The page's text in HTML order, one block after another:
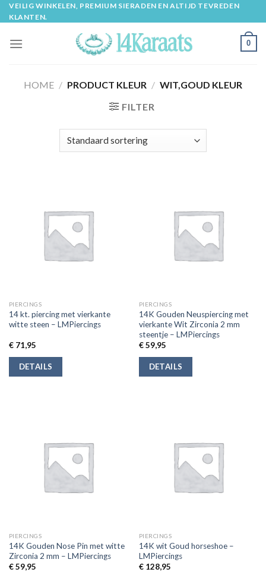
Skip
to
VEILIG WINKELEN, PREMIUM SIERADEN EN ALTIJD TEVREDEN
KLANTEN.
0
HOME / PRODUCT KLEUR / WIT,GOUD KLEUR
FILTER
PIERCINGS
14 kt. piercing met vierkante
witte steen – LMPiercings
€71,95
DETAILS
PIERCINGS
14K Gouden Neuspiercing met
vierkante Wit Zirconia 2 mm
steentje – LMPiercings
€59,95
DETAILS
PIERCINGS
14K Gouden Nose Pin met witte
Zirconia 2 mm – LMPiercings
€59,95
PIERCINGS
14K wit Goud horseshoe –
LMPiercings
€128,95